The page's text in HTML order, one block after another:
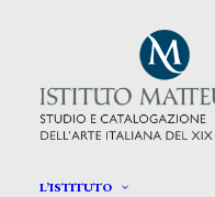
L’ISTITUTO